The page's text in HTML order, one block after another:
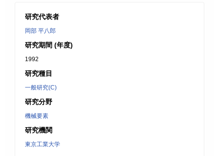
研究代表者
岡部 平八郎
研究期間 (年度)
1992
研究種目
一般研究(C)
研究分野
機械要素
研究機関
東京工業大学